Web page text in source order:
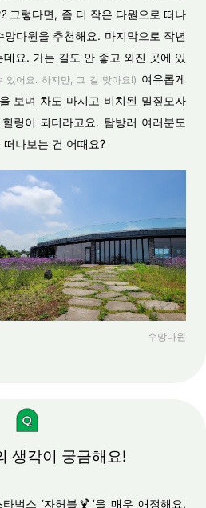
그렇다면, 좀 더 작은 다원으로 떠나
다원을 추천해요. 마지막으로 작년
요. 가는 길도 안 좋고 외진 곳에 있
있어요. 하지만, 그 길 맞아요!) 여유롭게
보며 차도 마시고 비치된 밀짚모자
링이 되더라고요. 탐방러 여러분도
나보는 건 어때요?
수망다원
생각이 궁금해요!
벅스 ‘자허블 🍹 ’을 매우 애정해요.